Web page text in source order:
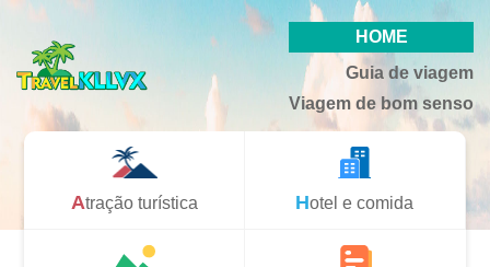
HOME
Guia de viagem
Viagem de bom senso
Atração turística Hotel e comida